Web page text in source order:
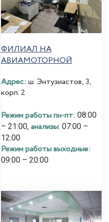
ФИЛИАЛ НА
АВИАМОТОРНОЙ
Адрес: ш. Энтузиастов, 3,
корп. 2
Режим работы пн-пт: 08:00
– 21:00, анализы: 07:00 –
12:00
Режим работы выходные:
09:00 – 20:00